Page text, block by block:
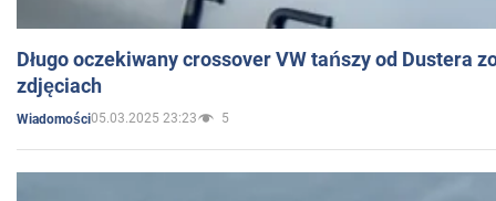
Długo oczekiwany crossover VW tańszy od Dustera
zdjęciach
Wiadomości05.03.2025 23:23 5